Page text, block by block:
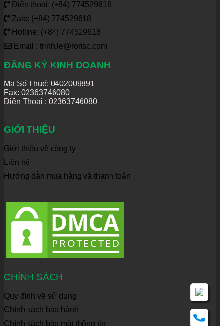
Điện thoại: (+84) 774529618
Zalo: (+84) 774529618
Hotline: (+84) 774529618
Email : trinh.le@rorisc.com
ĐĂNG KÝ KINH DOANH
Mã Số Thuế: 0402009891
Fax: 02363746080
Điện Thoại : 02363746080
GIỚI THIỆU
Giới thiệu về công ty
Liên hệ
Hướng dẫn mua hàng và thanh toán
CHÍNH SÁCH
Quy định về sử dụng
Chính sách bảo hành
Chính sách bảo mật thông tin